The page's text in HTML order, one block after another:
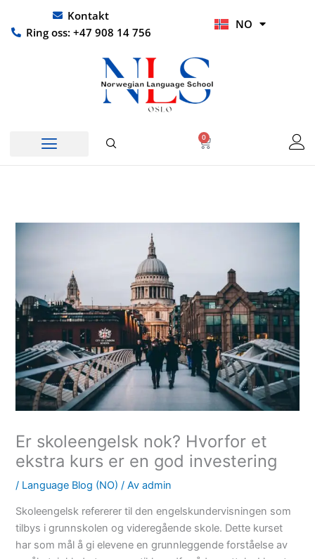
rett
Kontakt
Ring oss: +47 908 14 756
NO
HI
0
Handlekurv
Er skoleengelsk nok? Hvorfor et
ekstra kurs er en god investering
/ Language Blog (NO) / Av admin
Skoleengelsk refererer til den engelskundervisningen som
tilbys i grunnskolen og videregående skole. Dette kurset
har som mål å gi elevene en grunnleggende forståelse av